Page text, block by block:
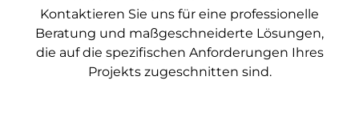
Kontaktieren Sie uns für eine professionelle
Beratung und maßgeschneiderte Lösungen,
die auf die spezifischen Anforderungen Ihres
Projekts zugeschnitten sind.